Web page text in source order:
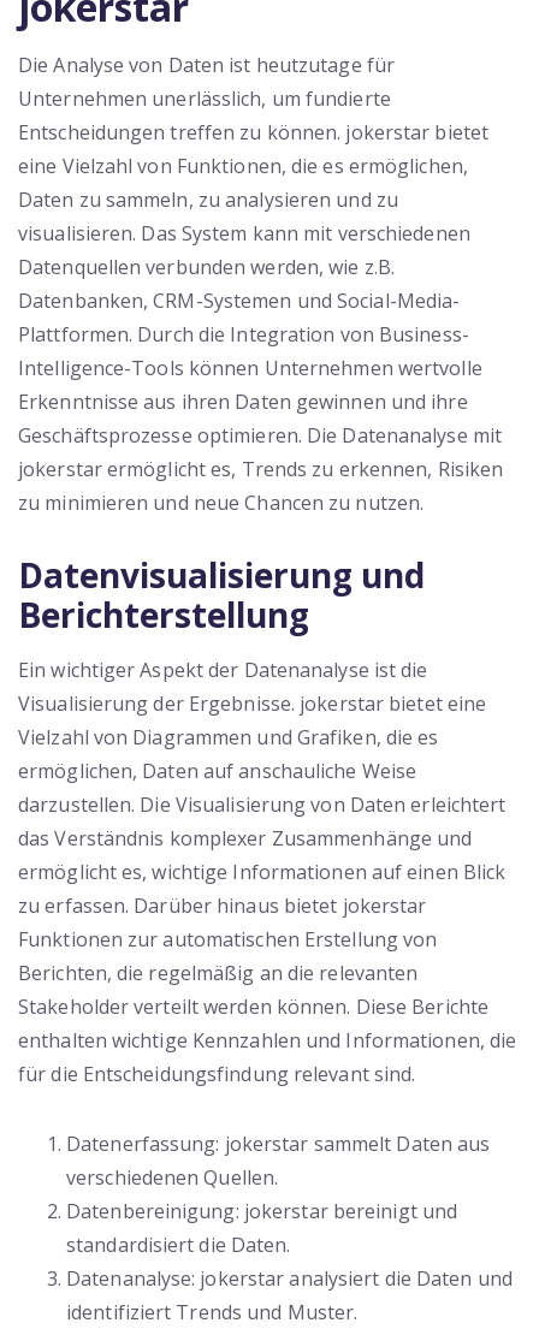
Die Analyse von Daten ist heutzutage für
Unternehmen unerlässlich, um fundierte
Entscheidungen treffen zu können. jokerstar bietet
eine Vielzahl von Funktionen, die es ermöglichen,
Daten zu sammeln, zu analysieren und zu
visualisieren. Das System kann mit verschiedenen
Datenquellen verbunden werden, wie z.B.
Datenbanken, CRM-Systemen und Social-Media-
Plattformen. Durch die Integration von Business-
Intelligence-Tools können Unternehmen wertvolle
Erkenntnisse aus ihren Daten gewinnen und ihre
Geschäftsprozesse optimieren. Die Datenanalyse mit
jokerstar ermöglicht es, Trends zu erkennen, Risiken
zu minimieren und neue Chancen zu nutzen.
Datenvisualisierung und
Berichterstellung
Ein wichtiger Aspekt der Datenanalyse ist die
Visualisierung der Ergebnisse. jokerstar bietet eine
Vielzahl von Diagrammen und Grafiken, die es
ermöglichen, Daten auf anschauliche Weise
darzustellen. Die Visualisierung von Daten erleichtert
das Verständnis komplexer Zusammenhänge und
ermöglicht es, wichtige Informationen auf einen Blick
zu erfassen. Darüber hinaus bietet jokerstar
Funktionen zur automatischen Erstellung von
Berichten, die regelmäßig an die relevanten
Stakeholder verteilt werden können. Diese Berichte
enthalten wichtige Kennzahlen und Informationen, die
für die Entscheidungsfindung relevant sind.
Datenerfassung: jokerstar sammelt Daten aus
verschiedenen Quellen.
Datenbereinigung: jokerstar bereinigt und
standardisiert die Daten.
Datenanalyse: jokerstar analysiert die Daten und
identifiziert Trends und Muster.